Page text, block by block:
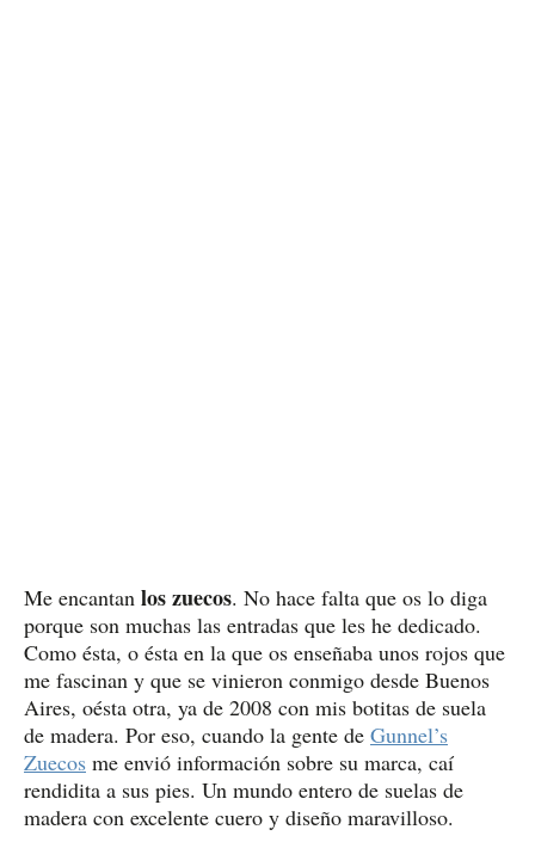
Me encantan los zuecos. No hace falta que os lo diga
porque son muchas las entradas que les he dedicado.
Como ésta, o ésta en la que os enseñaba unos rojos que
me fascinan y que se vinieron conmigo desde Buenos
Aires, oésta otra, ya de 2008 con mis botitas de suela
de madera. Por eso, cuando la gente de Gunnel’s
Zuecos me envió información sobre su marca, caí
rendidita a sus pies. Un mundo entero de suelas de
madera con excelente cuero y diseño maravilloso.